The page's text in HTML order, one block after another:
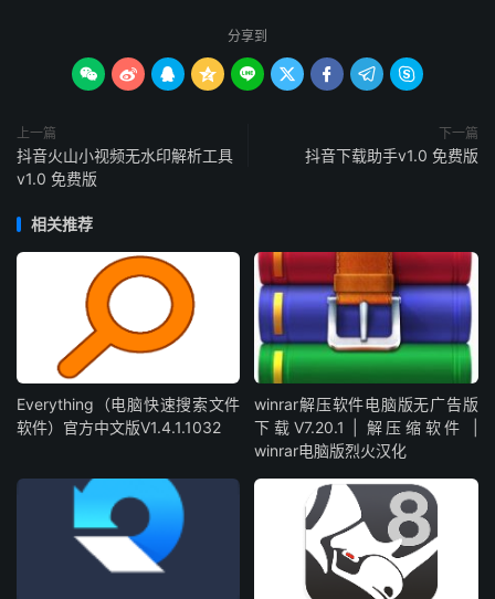
分享到
        
上一篇
抖音火山小视频无水印解析工具
v1.0 免费版
下一篇
抖音下载助手v1.0 免费版
相关推荐
Everything（电脑快速搜索文件
软件）官方中文版V1.4.1.1032
winrar解压软件电脑版无广告版
下载V7.20.1 | 解压缩软件 |
winrar电脑版烈火汉化